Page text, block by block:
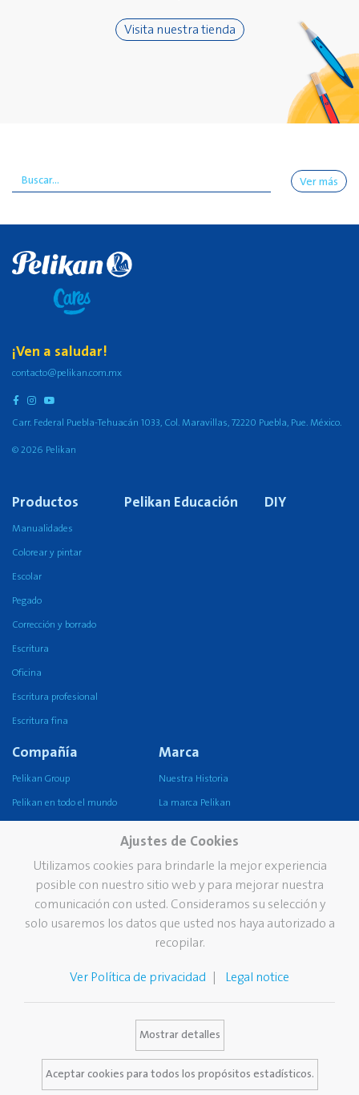
Visita nuestra tienda
Ver más
¡Ven a saludar!
contacto@pelikan.com.mx
Carr. Federal Puebla-Tehuacán 1033, Col. Maravillas, 72220 Puebla, Pue. México.
© 2026 Pelikan
Productos
Manualidades
Colorear y pintar
Escolar
Pegado
Corrección y borrado
Escritura
Oficina
Escritura profesional
Escritura fina
Pelikan Educación DIY
Compañía
Pelikan Group
Pelikan en todo el mundo
Sustentabilidad
Marca
Nuestra Historia
La marca Pelikan
Servicio
Newsletter
Visitas escolares
Contacto
Ajustes de Cookies
Utilizamos cookies para brindarle la mejor experiencia
posible con nuestro sitio web y para mejorar nuestra
comunicación con usted. Consideramos su selección y
solo usaremos los datos que usted nos haya autorizado a
recopilar.
Ver Política de privacidad Legal notice
Mostrar detalles
Aceptar cookies para todos los propósitos estadísticos.